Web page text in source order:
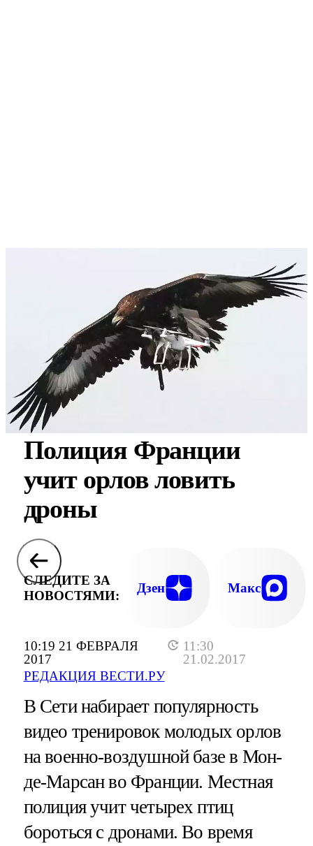
10:19 21 ФЕВРАЛЯ
2017
11:30
21.02.2017
РЕДАКЦИЯ ВЕСТИ.РУ
Полиция Франции
учит орлов ловить
дроны
СЛЕДИТЕ ЗА
НОВОСТЯМИ:
Дзен Макс
В Сети набирает популярность
видео тренировок молодых орлов
на военно-воздушной базе в Мон-
де-Марсан во Франции. Местная
полиция учит четырех птиц
бороться с дронами. Во время